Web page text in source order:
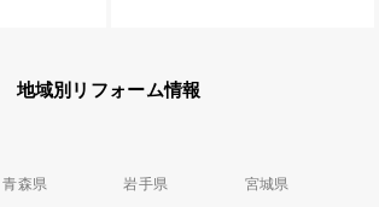
地域別リフォーム情報
青森県 岩手県 宮城県